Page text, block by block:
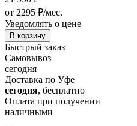
от 2295 ₽/мес.
Уведомлять о цене
В корзину
Быстрый заказ
Самовывоз
сегодня
Доставка по Уфе
сегодня, бесплатно
Оплата при получении
наличными